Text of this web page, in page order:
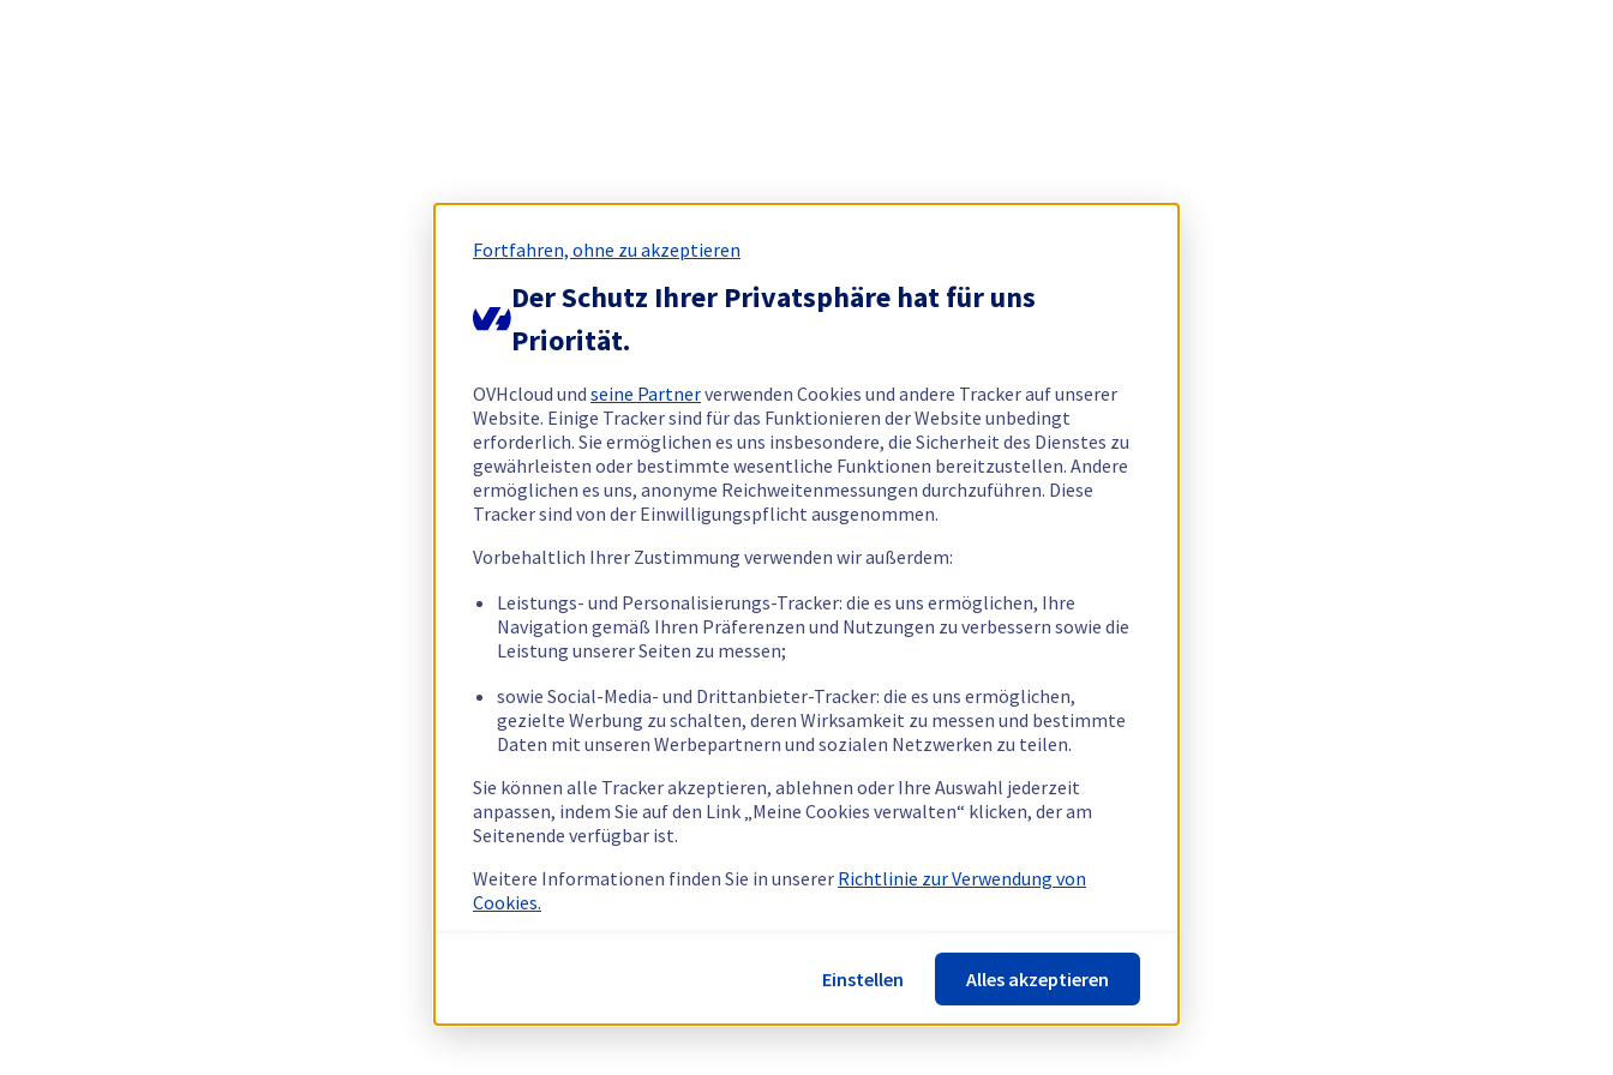
Fortfahren, ohne zu akzeptieren
Der Schutz Ihrer Privatsphäre hat für uns
Priorität.
OVHcloud und seine Partnerverwenden Cookies und andere Tracker auf unserer
Website. Einige Tracker sind für das Funktionieren der Website unbedingt
erforderlich. Sie ermöglichen es uns insbesondere, die Sicherheit des Dienstes zu
gewährleisten oder bestimmte wesentliche Funktionen bereitzustellen. Andere
ermöglichen es uns, anonyme Reichweitenmessungen durchzuführen. Diese
Tracker sind von der Einwilligungspflicht ausgenommen.
Vorbehaltlich Ihrer Zustimmung verwenden wir außerdem:
Leistungs- und Personalisierungs-Tracker: die es uns ermöglichen, Ihre
Navigation gemäß Ihren Präferenzen und Nutzungen zu verbessern sowie die
Leistung unserer Seiten zu messen;
sowie Social-Media- und Drittanbieter-Tracker: die es uns ermöglichen,
gezielte Werbung zu schalten, deren Wirksamkeit zu messen und bestimmte
Daten mit unseren Werbepartnern und sozialen Netzwerken zu teilen.
Sie können alle Tracker akzeptieren, ablehnen oder Ihre Auswahl jederzeit
anpassen, indem Sie auf den Link „Meine Cookies verwalten“ klicken, der am
Seitenende verfügbar ist.
Weitere Informationen finden Sie in unserer Richtlinie zur Verwendung von
Cookies.
Einstellen Alles akzeptieren